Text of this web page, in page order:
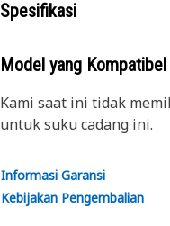
Spesifikasi
Model yang Kompatibel
Kami saat ini tidak
untuk suku cadang ini.
Informasi Garansi
Kebijakan Pengembalian